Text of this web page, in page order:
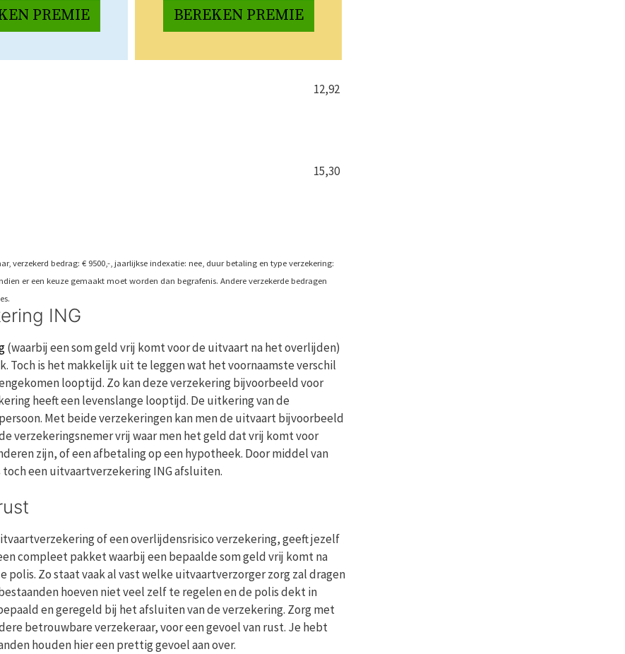
PREMIE BEREKEN PREMIE
12,92
15,30
verzekerd bedrag: € 9500,-, jaarlijkse indexatie: nee, duur betaling en type verzekering:
er een keuze gemaakt moet worden dan begrafenis. Andere verzekerde bedragen
ING
(waarbij een som geld vrij komt voor de uitvaart na het overlijden)
Toch is het makkelijk uit te leggen wat het voornaamste verschil
looptijd. Zo kan deze verzekering bijvoorbeeld voor
heeft een levenslange looptijd. De uitkering van de
Met beide verzekeringen kan men de uitvaart bijvoorbeeld
verzekeringsnemer vrij waar men het geld dat vrij komt voor
zijn, of een afbetaling op een hypotheek. Door middel van
een uitvaartverzekering ING afsluiten.
of een overlijdensrisico verzekering, geeft jezelf
compleet pakket waarbij een bepaalde som geld vrij komt na
Zo staat vaak al vast welke uitvaartverzorger zorg zal dragen
hoeven niet veel zelf te regelen en de polis dekt in
en geregeld bij het afsluiten van de verzekering. Zorg met
betrouwbare verzekeraar, voor een gevoel van rust. Je hebt
houden hier een prettig gevoel aan over.